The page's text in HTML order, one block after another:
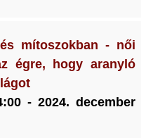
mítoszokban - női
égre, hogy aranyló
- 2024. december